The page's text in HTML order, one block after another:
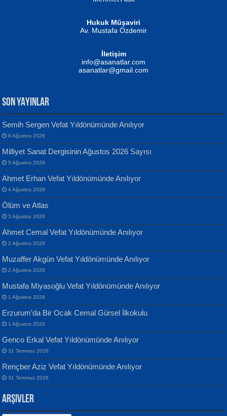
MUSTAFA KELOĞLU
Yarına İz Bırakmak...
ATİLLA ÖZEN
Sultan Olmadan Önce Eyüp...
EKREM KARABABA
Yılmaz Ekinci
Geceye Söylenen...
Banu Sancak
Defterimden İçeri...
İsmail Aydos
İnkisar...
Hukuk Müşaviri
Av. Mustafa Özdemir
İletişim
info@asanatlar.com
asanatlar@gmail.com
SON YAYINLAR
Semih Sergen Vefat Yıldönümünde Anılıyor
6 Ağustos 2026
Milliyet Sanat Dergisinin Ağustos 2026 Sayısı
5 Ağustos 2026
Ahmet Erhan Vefat Yıldönümünde Anılıyor
4 Ağustos 2026
Ölüm ve Atlas
3 Ağustos 2026
Ahmet Cemal Vefat Yıldönümünde Anılıyor
2 Ağustos 2026
Muzaffer Akgün Vefat Yıldönümünde Anılıyor
2 Ağustos 2026
Mustafa Miyasoğlu Vefat Yıldönümünde Anılıyor
1 Ağustos 2026
Erzurum’da Bir Ocak Cemal Gürsel İlkokulu
1 Ağustos 2026
Genco Erkal Vefat Yıldönümünde Anılıyor
31 Temmuz 2026
Rençber Aziz Vefat Yıldönümünde Anılıyor
31 Temmuz 2026
Arşivler